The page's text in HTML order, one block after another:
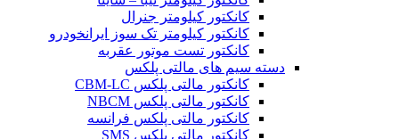
کانکتور کیلومتر جنرال
کانکتور کیلومتر تک سوز ایرانخودرو
کانکتور تست موتور عقربه
دسته سیم های مالتی پلکس
کانکتور مالتی پلکس CBM-LC
کانکتور مالتی پلکس NBCM
کانکتور مالتی پلکس فرانسه
کانکتور مالتی پلکس SMS